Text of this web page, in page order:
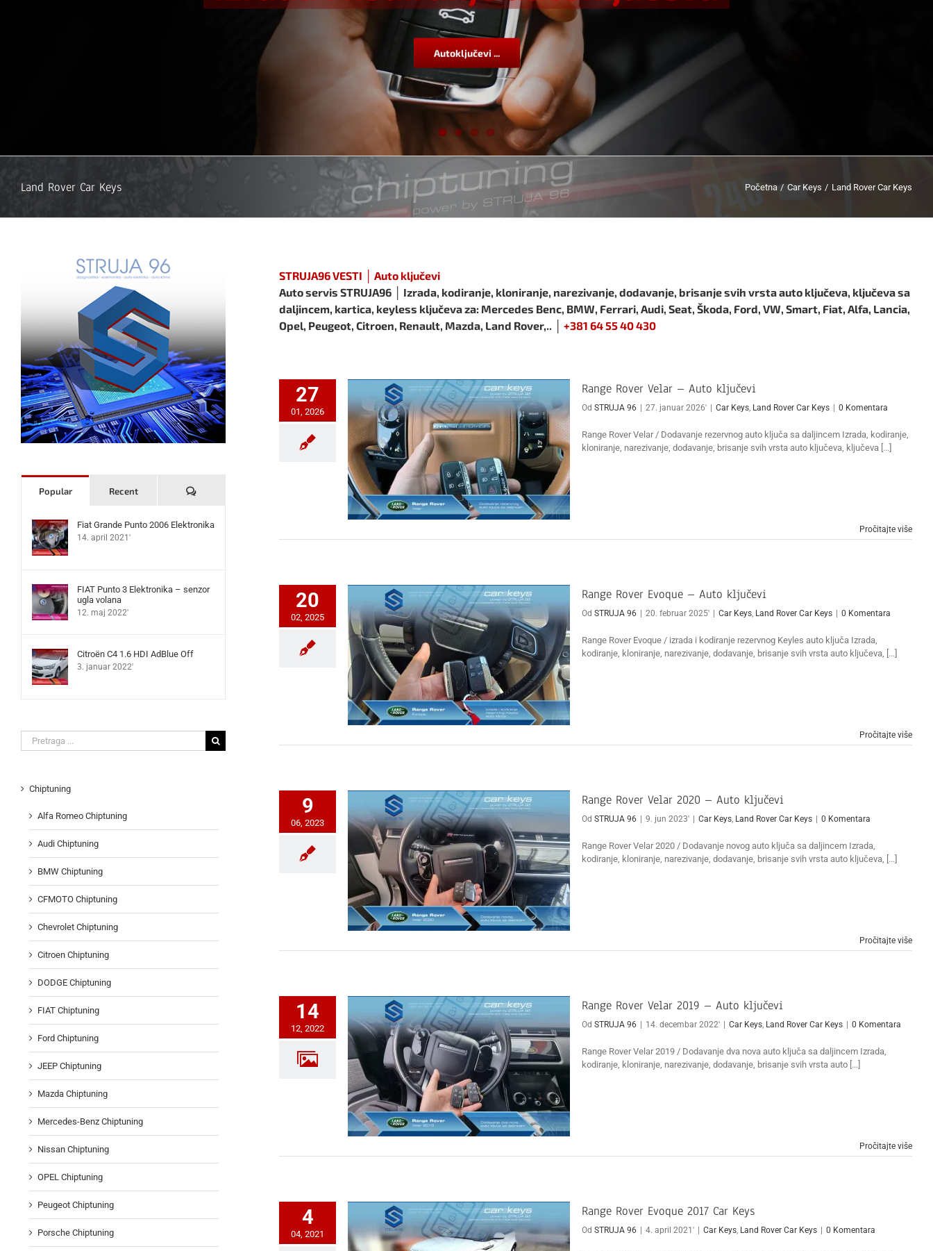
Autoključevi ...
Land Rover Car Keys Početna Car Keys Land Rover Car Keys
STRUJA96 VESTI │ Auto ključevi
Auto servis STRUJA96 │ Izrada, kodiranje, kloniranje, narezivanje, dodavanje, brisanje svih vrsta auto ključeva, ključeva sa
daljincem, kartica, keyless ključeva za: Mercedes Benc, BMW, Ferrari, Audi, Seat, Škoda, Ford, VW, Smart, Fiat, Alfa, Lancia,
Opel, Peugeot, Citroen, Renault, Mazda, Land Rover,.. │
+381 64 55 40 430
27
01, 2026
Range Rover Velar – Auto ključevi
OdSTRUJA 96 27. januar 2026' Car Keys, Land Rover Car Keys 0 Komentara
Range Rover Velar / Dodavanje rezervnog auto ključa sa daljincem Izrada, kodiranje,
kloniranje, narezivanje, dodavanje, brisanje svih vrsta auto ključeva, ključeva [...]
Pročitajte više
20
02, 2025
Range Rover Evoque – Auto ključevi
OdSTRUJA 96 20. februar 2025' Car Keys, Land Rover Car Keys 0 Komentara
Range Rover Evoque / izrada i kodiranje rezervnog Keyles auto ključa Izrada,
kodiranje, kloniranje, narezivanje, dodavanje, brisanje svih vrsta auto ključeva, [...]
Pročitajte više
9
06, 2023
Range Rover Velar 2020 – Auto ključevi
OdSTRUJA 96 9. jun 2023' Car Keys, Land Rover Car Keys 0 Komentara
Range Rover Velar 2020 / Dodavanje novog auto ključa sa daljincem Izrada,
kodiranje, kloniranje, narezivanje, dodavanje, brisanje svih vrsta auto ključeva, [...]
Pročitajte više
14
12, 2022
Range Rover Velar 2019 – Auto ključevi
OdSTRUJA 96 14. decembar 2022' Car Keys, Land Rover Car Keys 0 Komentara
Range Rover Velar 2019 / Dodavanje dva nova auto ključa sa daljincem Izrada,
kodiranje, kloniranje, narezivanje, dodavanje, brisanje svih vrsta auto [...]
Pročitajte više
4
04, 2021
Range Rover Evoque 2017 Car Keys
OdSTRUJA 96 4. april 2021' Car Keys, Land Rover Car Keys 0 Komentara
Popular Recent Komentari
Fiat Grande Punto 2006 Elektronika
14. april 2021'
FIAT Punto 3 Elektronika – senzor
ugla volana
12. maj 2022'
Citroën C4 1.6 HDI AdBlue Off
3. januar 2022'
Search
for:
Chiptuning
Alfa Romeo Chiptuning
Audi Chiptuning
BMW Chiptuning
CFMOTO Chiptuning
Chevrolet Chiptuning
Citroen Chiptuning
DODGE Chiptuning
FIAT Chiptuning
Ford Chiptuning
JEEP Chiptuning
Mazda Chiptuning
Mercedes-Benz Chiptuning
Nissan Chiptuning
OPEL Chiptuning
Peugeot Chiptuning
Porsche Chiptuning